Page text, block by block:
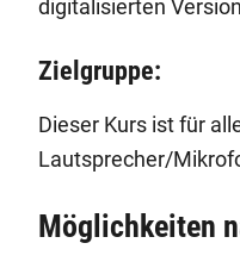
digitalisierten
Zielgruppe:
Dieser Kurs ist für
Lautsprecher/
Möglichkeiten